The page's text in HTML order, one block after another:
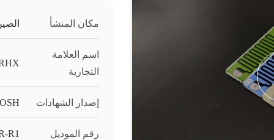
مكان المنشأ
اسم العلامة
التجارية
إصدار الشهادات
رقم الموديل R1